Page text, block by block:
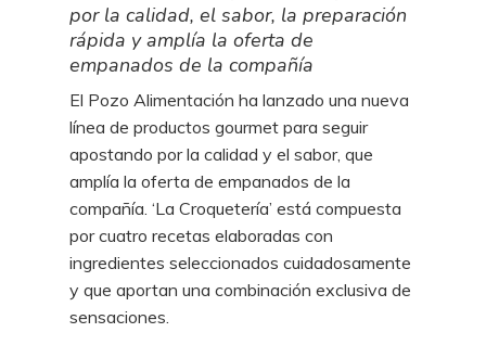
por la calidad, el sabor, la preparación
rápida y amplía la oferta de
empanados de la compañía
El Pozo Alimentación ha lanzado una nueva
línea de productos gourmet para seguir
apostando por la calidad y el sabor, que
amplía la oferta de empanados de la
compañía. ‘La Croquetería’ está compuesta
por cuatro recetas elaboradas con
ingredientes seleccionados cuidadosamente
y que aportan una combinación exclusiva de
sensaciones.